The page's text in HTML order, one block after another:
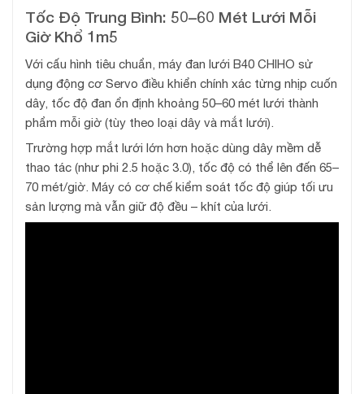
Tốc Độ Trung Bình: 50–60 Mét Lưới Mỗi
Giờ Khổ 1m5
Với cấu hình tiêu chuẩn, máy đan lưới B40 CHIHO sử
dụng động cơ Servo điều khiển chính xác từng nhịp cuốn
dây, tốc độ đan ổn định khoảng 50–60 mét lưới thành
phẩm mỗi giờ (tùy theo loại dây và mắt lưới).
Trường hợp mắt lưới lớn hơn hoặc dùng dây mềm dễ
thao tác (như phi 2.5 hoặc 3.0), tốc độ có thể lên đến 65–
70 mét/giờ. Máy có cơ chế kiểm soát tốc độ giúp tối ưu
sản lượng mà vẫn giữ độ đều – khít của lưới.